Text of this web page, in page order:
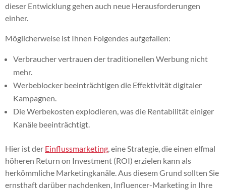
dieser Entwicklung gehen auch neue Herausforderungen
einher.
Möglicherweise ist Ihnen Folgendes aufgefallen:
Verbraucher vertrauen der traditionellen Werbung nicht
mehr.
Werbeblocker beeinträchtigen die Effektivität digitaler
Kampagnen.
Die Werbekosten explodieren, was die Rentabilität einiger
Kanäle beeinträchtigt.
Hier ist der Einflussmarketing , eine Strategie, die einen elfmal
höheren Return on Investment (ROI) erzielen kann als
herkömmliche Marketingkanäle. Aus diesem Grund sollten Sie
ernsthaft darüber nachdenken, Influencer-Marketing in Ihre